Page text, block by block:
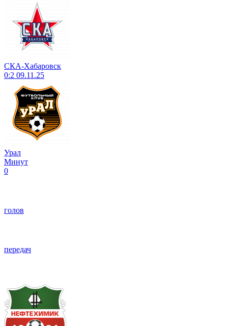
СКА-Хабаровск
0:2 09.11.25
Урал
Минут
0
голов
передач